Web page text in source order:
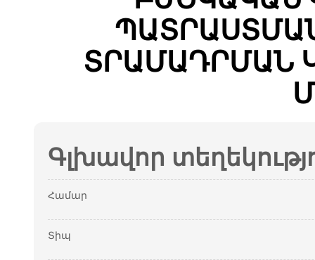
ՏՐԱՄԱԴՐՄԱՆ
Գլխավոր
Համար
Տիպ